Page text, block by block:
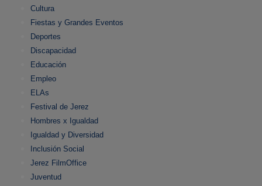
Cultura
Fiestas y Grandes Eventos
Deportes
Discapacidad
Educación
Empleo
ELAs
Festival de Jerez
Hombres x Igualdad
Igualdad y Diversidad
Inclusión Social
Jerez FilmOffice
Juventud